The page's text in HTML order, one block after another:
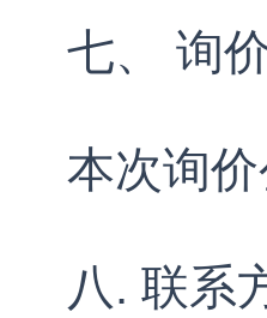
七、 询
本次询
八. 联系